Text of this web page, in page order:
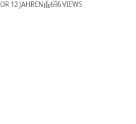
12 JAHREN 696 VIEWS